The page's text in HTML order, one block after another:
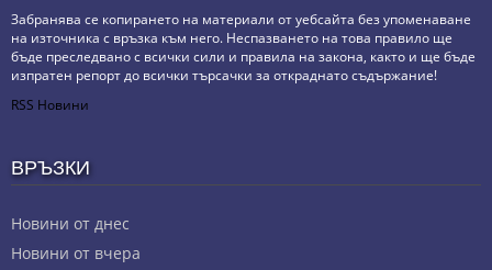
Забранява се копирането на материали от уебсайта без упоменаване
на източника с връзка към него. Неспазването на това правило ще
бъде преследвано с всички сили и правила на закона, както и ще бъде
изпратен репорт до всички търсачки за откраднато съдържание!
RSS Новини
ВРЪЗКИ
Новини от днес
Новини от вчера